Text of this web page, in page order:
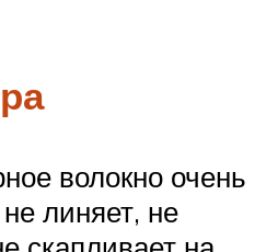
волокно очень
линяет, не